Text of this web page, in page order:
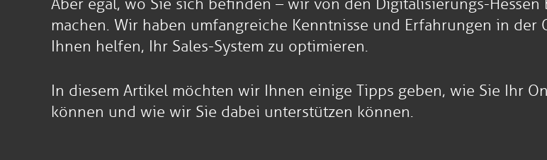
Aber egal, wo Sie sich befinden – wir von den Digitalisierungs-
machen. Wir haben umfangreiche Kenntnisse und Erfahrungen in
Ihnen helfen, Ihr Sales-System zu optimieren.
In diesem Artikel möchten wir Ihnen einige Tipps geben, wie Sie Ihr
können und wie wir Sie dabei unterstützen können.